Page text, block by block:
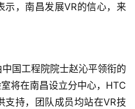
示，南昌发展VR的信心，来
国工程院院士赵沁平领衔的
将在南昌设立分中心，HTC
持，团队成员均站在VR技